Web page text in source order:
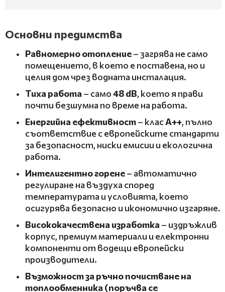
Основни предимства
Равномерно отопление– загрява не само
помещението, в което е поставена, но и
целия дом чрез водната инсталация.
Тиха работа – само48 dB, което я прави
почти безшумна по време на работа.
Енергийна ефективност– класA++, пълно
съответствие с европейските стандарти
за безопасност, ниски емисии и екологична
работа.
Интелигентно горене– автоматично
регулиране на въздуха според
температурата и условията, което
осигурява безопасно и икономично изгаряне.
Висококачествена изработка – издръжлив
корпус, премиум материали и електронни
компоненти от водещи европейски
производители.
Възможност за ръчно почистване на
топлообменника (поръчва се